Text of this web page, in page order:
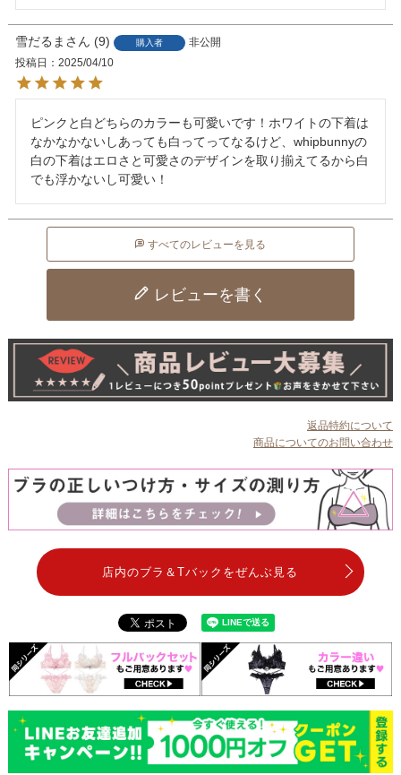
雪だるま 9 購入者
非公開
投稿日
2025/04/10
ピンクと白どちらのカラーも可愛いです！ホワイトの下着は
なかなかないしあっても白ってってなるけど、whipbunnyの
白の下着はエロさと可愛さのデザインを取り揃えてるから白
でも浮かないし可愛い！
すべてのレビューを見る
レビューを書く
返品特約について
商品についてのお問い合わせ
店内のブラ＆Tバックをぜんぶ見る